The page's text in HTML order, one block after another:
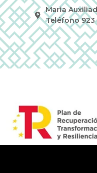
Maria
Teléfono 923